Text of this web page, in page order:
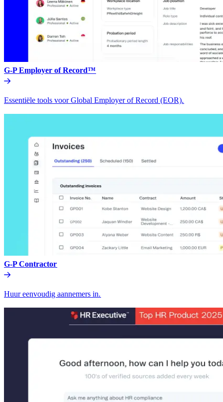
G-P Employer of Record™​​
Essentiële tools voor Global Employer of Record (EOR).​​
G-P Contractor​​
Huur eenvoudig aannemers in.​​